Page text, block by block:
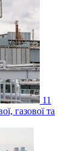
11
газової та